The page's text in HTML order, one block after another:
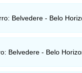
Belvedere - Belo
Belvedere - Belo